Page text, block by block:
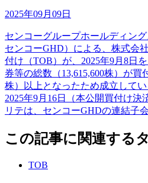
2025年09月09日
センコーグループホールディング
センコーGHD）による、株式会
付け（TOB）が、2025年9月8日
券等の総数（13,615,600株）が買
株）以上となったため成立して
2025年9月16日（本公開買付け
リテは、センコーGHDの連結子
この記事に関連する
TOB